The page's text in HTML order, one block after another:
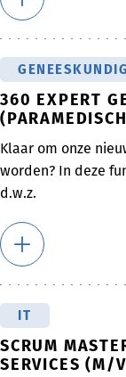
360 EXPERT
Klaar om onze
worden? In deze
d.w.z.
IT
SCRUM
SERVICES (M/